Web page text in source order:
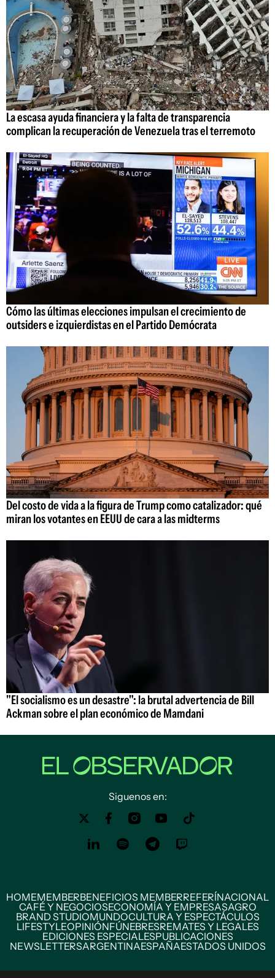
La escasa ayuda financiera y la falta de transparencia
complican la recuperación de Venezuela tras el terremoto
Cómo las últimas elecciones impulsan el crecimiento de
outsiders e izquierdistas en el Partido Demócrata
Del costo de vida a la figura de Trump como catalizador: qué
miran los votantes en EEUU de cara a las midterms
"El socialismo es un desastre": la brutal advertencia de Bill
Ackman sobre el plan económico de Mamdani
Siguenos en:
HOMEMEMBERBENEFICIOS MEMBERREFERÍNACIONAL
CAFÉ Y NEGOCIOSECONOMÍA Y EMPRESASAGRO
BRAND STUDIOMUNDOCULTURA Y ESPECTÁCULOS
LIFESTYLEOPINIÓNFÚNEBRESREMATES Y LEGALES
EDICIONES ESPECIALESPUBLICACIONES
NEWSLETTERSARGENTINAESPAÑAESTADOS UNIDOS